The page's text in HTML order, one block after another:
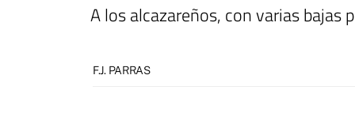
A los alcazareños, con varias
F.J. PARRAS